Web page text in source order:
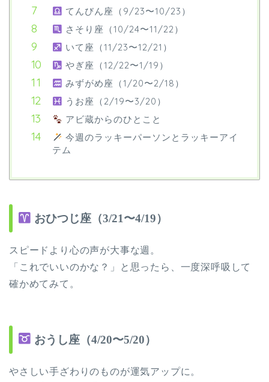
てんびん座（9/23〜10/23）
さそり座（10/24〜11/22）
いて座（11/23〜12/21）
やぎ座（12/22〜1/19）
みずがめ座（1/20〜2/18）
うお座（2/19〜3/20）
アビ蔵からのひとこと
今週のラッキーパーソンとラッキーアイ
テム
おひつじ座（3/21〜4/19）
スピードより心の声が大事な週。
「これでいいのかな？」と思ったら、一度深呼吸して
確かめてみて。
おうし座（4/20〜5/20）
やさしい手ざわりのものが運気アップに。